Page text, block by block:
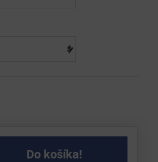
Do košíka!